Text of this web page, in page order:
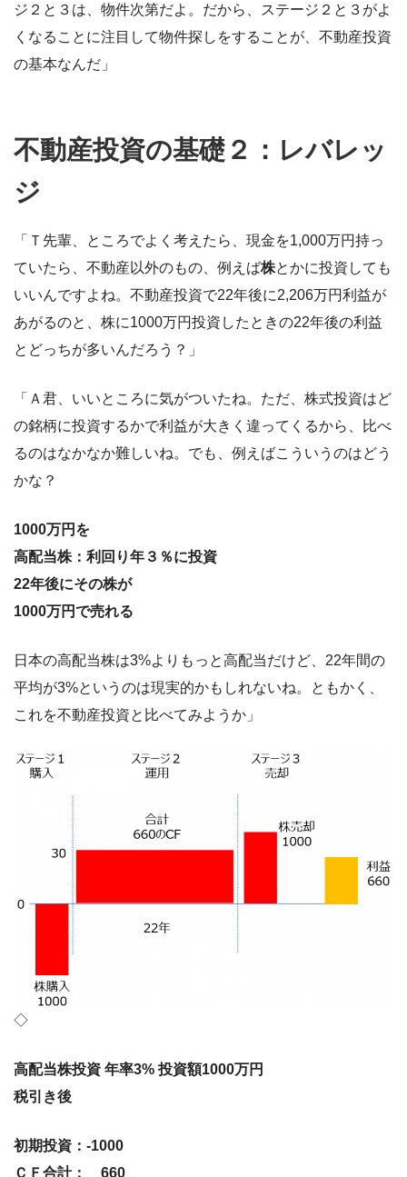
ジ２と３は、物件次第だよ。だから、ステージ２と３がよ
くなることに注目して物件探しをすることが、不動産投資
の基本なんだ」
不動産投資の基礎２：レバレッ
ジ
「Ｔ先輩、ところでよく考えたら、現金を1,000万円持っ
ていたら、不動産以外のもの、例えば株とかに投資しても
いいんですよね。不動産投資で22年後に2,206万円利益が
あがるのと、株に1000万円投資したときの22年後の利益
とどっちが多いんだろう？」
「Ａ君、いいところに気がついたね。ただ、株式投資はど
の銘柄に投資するかで利益が大きく違ってくるから、比べ
るのはなかなか難しいね。でも、例えばこういうのはどう
かな？
1000万円を
高配当株：利回り年３％に投資
22年後にその株が
1000万円で売れる
日本の高配当株は3%よりもっと高配当だけど、22年間の
平均が3%というのは現実的かもしれないね。ともかく、
これを不動産投資と比べてみようか」
◇
高配当株投資 年率3% 投資額1000万円
税引き後
初期投資：-1000
ＣＦ合計： 660